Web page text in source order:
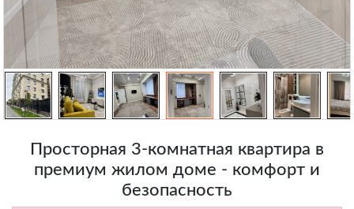
Просторная 3-комнатная квартира в
премиум жилом доме - комфорт и
безопасность